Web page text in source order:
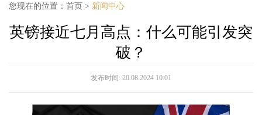
您现在的位置： 首页 > 新闻中心
英镑接近七月高点：什么可能引发突
破？
发布时间: 20.08.2024 10:01